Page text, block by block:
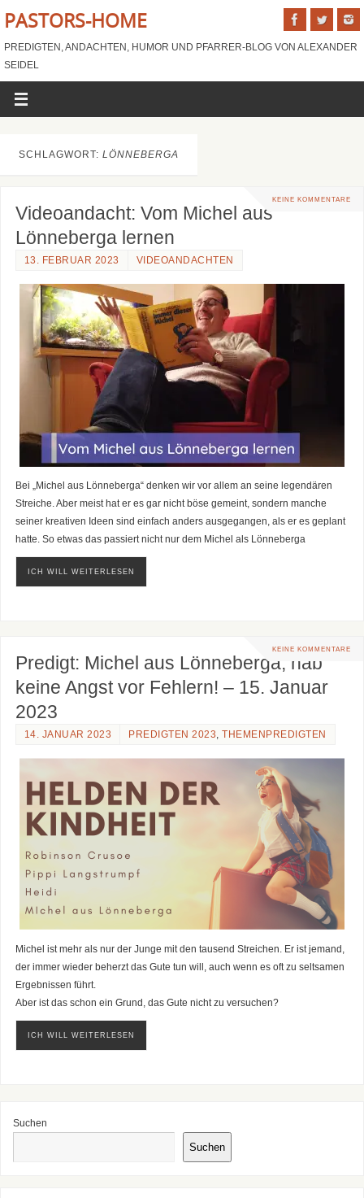
PASTORS-HOME
PREDIGTEN, ANDACHTEN, HUMOR UND PFARRER-BLOG VON ALEXANDER
SEIDEL
SCHLAGWORT: LÖNNEBERGA
KEINE KOMMENTARE
Videoandacht: Vom Michel aus
Lönneberga lernen
13. FEBRUAR 2023 VIDEOANDACHTEN
Bei „Michel aus Lönneberga“ denken wir vor allem an seine legendären
Streiche. Aber meist hat er es gar nicht böse gemeint, sondern manche
seiner kreativen Ideen sind einfach anders ausgegangen, als er es geplant
hatte. So etwas das passiert nicht nur dem Michel als Lönneberga
ICH WILL WEITERLESEN
KEINE KOMMENTARE
Predigt: Michel aus Lönneberga, hab
keine Angst vor Fehlern! – 15. Januar
2023
14. JANUAR 2023 PREDIGTEN 2023,THEMENPREDIGTEN
Michel ist mehr als nur der Junge mit den tausend Streichen. Er ist jemand,
der immer wieder beherzt das Gute tun will, auch wenn es oft zu seltsamen
Ergebnissen führt.
Aber ist das schon ein Grund, das Gute nicht zu versuchen?
ICH WILL WEITERLESEN
Suchen
Suchen